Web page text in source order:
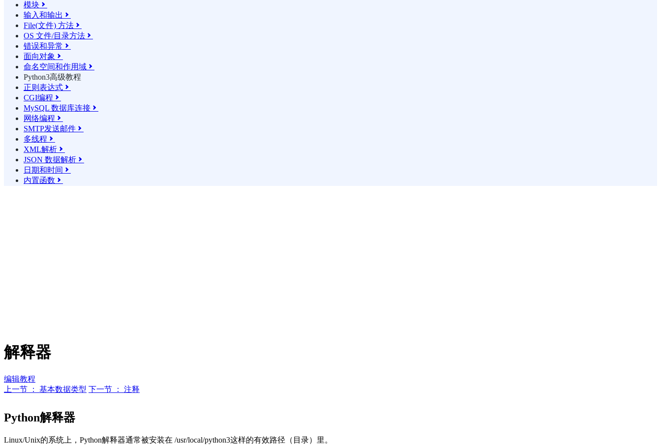
模块 
输入和输出 
File(文件) 方法 
OS 文件/目录方法 
错误和异常 
面向对象 
命名空间和作用域 
Python3高级教程
正则表达式 
CGI编程 
MySQL 数据库连接 
网络编程 
SMTP发送邮件 
多线程 
XML解析 
JSON 数据解析 
日期和时间 
内置函数 
解释器
编辑教程
上一节 ： 基本数据类型 下一节 ： 注释
Python解释器
Linux/Unix的系统上，Python解释器通常被安装在 /usr/local/python3这样的有效路径（目录）里。